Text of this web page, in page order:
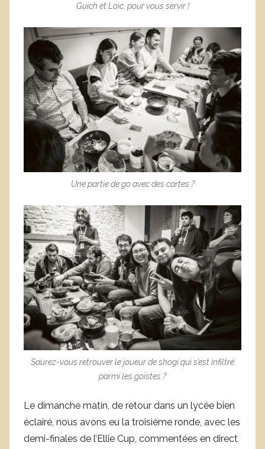
Guich et Loïc, pour vous servir !
Une partie de go avec des cartes ?
Saurez-vous retrouver le joueur de shogi qui s’est infiltré
parmi les goïstes ?
Le dimanche matin, de retour dans un lycée bien
éclairé, nous avons eu la troisième ronde, avec les
demi-finales de l’Ellie Cup, commentées en direct